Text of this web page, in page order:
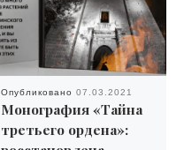
Опубликовано 07.03.2021
Монография «Тайна
третьего ордена»: